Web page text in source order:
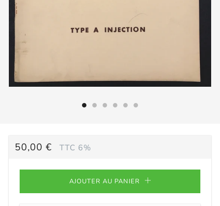
PRIX
50,00 € TTC 6%
AJOUTER AU PANIER